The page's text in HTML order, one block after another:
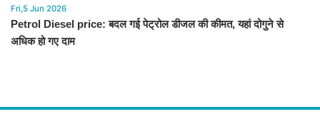
Fri,5 Jun 2026
Petrol Diesel price: बदल गई पेट्रोल डीजल की कीमत, यहां दोगुने से
अधिक हो गए दाम